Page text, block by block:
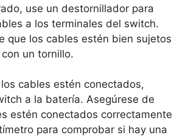
use un destornillador para
a los terminales del switch.
que los cables estén bien sujetos
un tornillo.
cables estén conectados,
a la batería. Asegúrese de
estén conectados correctamente
para comprobar si hay una